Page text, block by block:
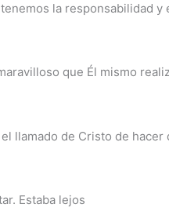
la responsabilidad y
que Él mismo
llamado de Cristo de hacer
Estaba lejos